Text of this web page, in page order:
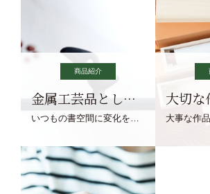
商品紹介
金属工芸品としての文鎮